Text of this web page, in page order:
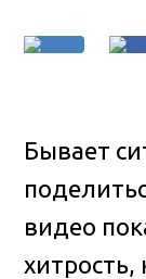
Бывает
видео
хитрость,